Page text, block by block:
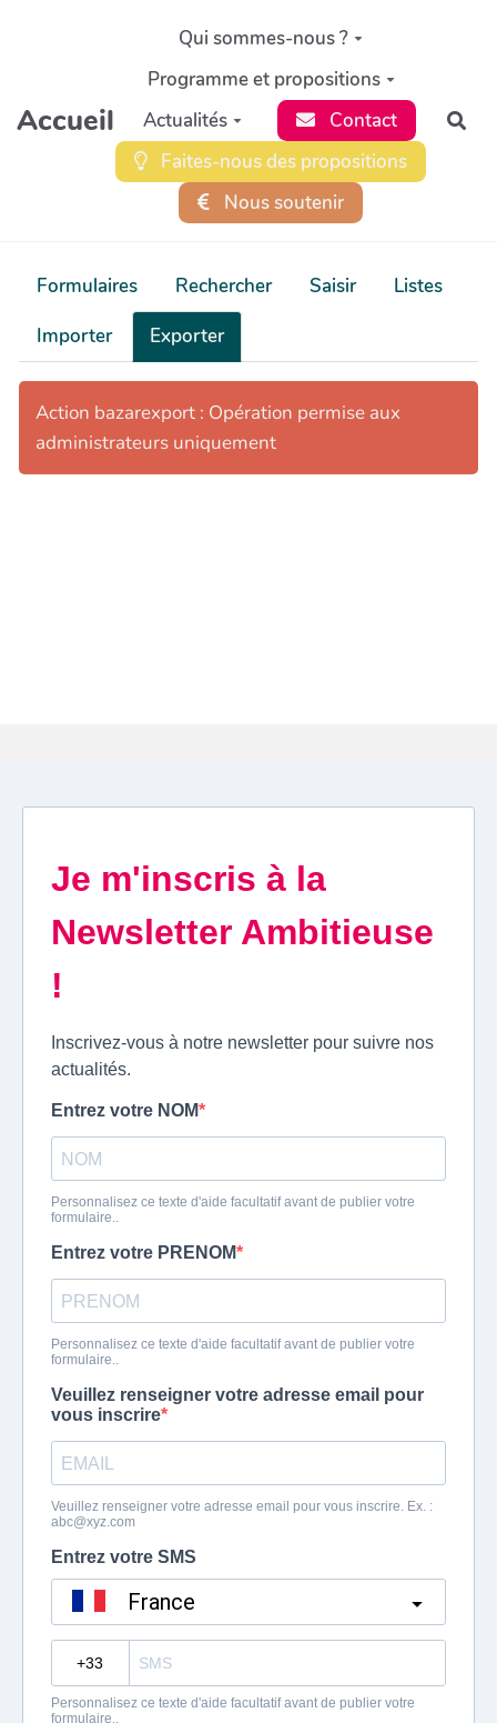
Aller au contenu principal
Accueil
Qui sommes-nous ?
Programme et propositions
Actualités
Contact
Faites-nous des propositions
Nous soutenir
Formulaires Rechercher Saisir
Listes
Importer
Exporter
Action bazarexport : Opération permise aux
administrateurs uniquement